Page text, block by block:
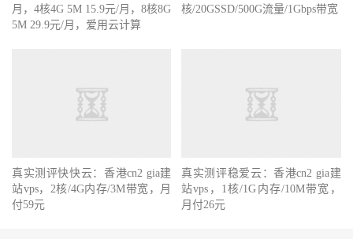
月，4核4G 5M 15.9元/月，8核8G
5M 29.9元/月，爱用云计算
核/20GSSD/500G流量/1Gbps带宽
真实测评快快云：香港cn2 gia建
站vps，2核/4G内存/3M带宽，月
付59元
真实测评稳爱云：香港cn2 gia建
站vps，1核/1G内存/10M带宽，
月付26元